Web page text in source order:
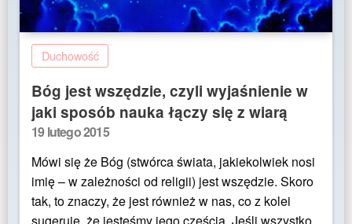
Duchowość
Bóg jest wszędzie, czyli wyjaśnienie w
jaki sposób nauka łączy się z wiarą
Posted
19 lutego 2015
Mówi się że Bóg (stwórca świata, jakiekolwiek nosi
imię – w zależności od religii) jest wszędzie. Skoro
tak, to znaczy, że jest również w nas, co z kolei